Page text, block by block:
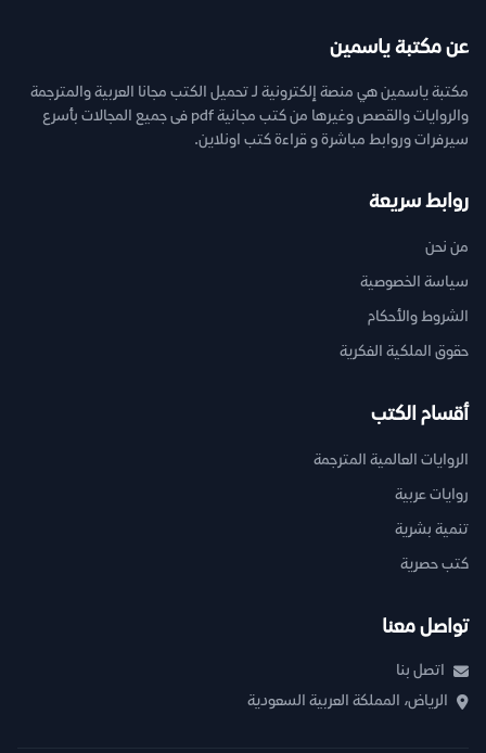
عن مكتبة ياسمين
مكتبة ياسمين هي منصة إلكترونية لـ تحميل الكتب مجانا العربية والمترجمة
والروايات والقصص وغيرها من كتب مجانية pdf فى جميع المجالات بأسرع
سيرفرات وروابط مباشرة و قراءة كتب اونلاين.
روابط سريعة
من نحن
سياسة الخصوصية
الشروط والأحكام
حقوق الملكية الفكرية
أقسام الكتب
الروايات العالمية المترجمة
روايات عربية
تنمية بشرية
كتب حصرية
تواصل معنا
اتصل بنا
الرياض، المملكة العربية السعودية